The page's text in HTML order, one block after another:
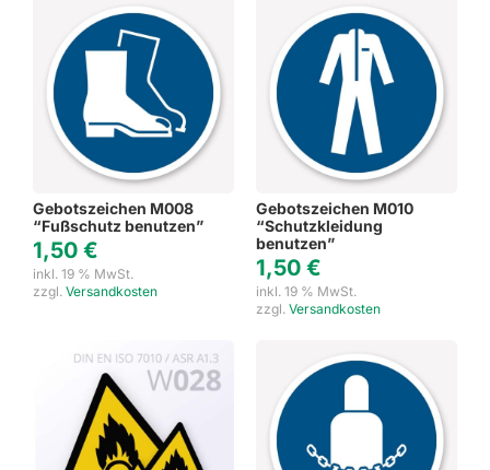
Gebotszeichen M008
“Fußschutz benutzen”
1,50 €
inkl. 19 % MwSt.
zzgl. Versandkosten
Gebotszeichen M010
“Schutzkleidung
benutzen”
1,50 €
inkl. 19 % MwSt.
zzgl. Versandkosten